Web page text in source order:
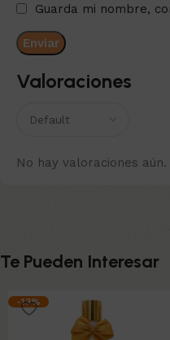
Valoraciones
No hay valoraciones aún.
Guarda mi nombre,
Te Pueden Interesar
-13%